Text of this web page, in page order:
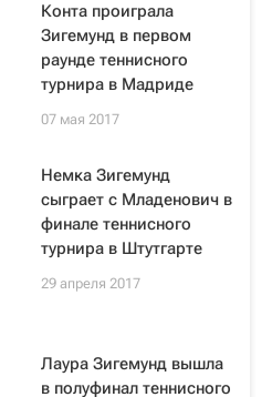
Конта проиграла
Зигемунд в первом
раунде теннисного
турнира в Мадриде
07 мая 2017
Немка Зигемунд
сыграет с Младенович в
финале теннисного
турнира в Штутгарте
29 апреля 2017
Лаура Зигемунд вышла
в полуфинал теннисного